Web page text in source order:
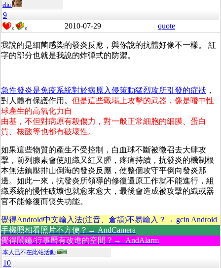
eliu
9
0 0 2010-07-29 quote
我說的是細菌感染的發炎反應，與你說的抗體好像不一樣。 紅
字的部分也就是我說的炸彈式的防禦。
急性發炎是免疫系統對於病原入侵策動猛烈攻所引發的症狀 ，
對人體有保護作用。 但是這些戰場上攻擊的武器，像是嗜中性
球產生的高氧化力自
由基，不但對病原有殺傷力，對一般正常細胞的細膜、蛋白
質、核酸等也都有破壞性。
如果這些物質的產生不受控制，白血球不斷被徵召去大肆攻
擊，前列腺素會使組織又紅又腫，疼痛持續，抗發炎的機制根
本無法鎮壓排山倒海的發炎反應，使整個攻守平倒向發炎那
邊。如此一來，抗發炎所領導的修復還原工作就不能進行，組
織系統的慢性破壞也就愈來愈大，最後會造成被攻擊的織或器
官不能修復而喪失功能。
覺得Android中文輸入法(注音、倉頡)不易輸入？→ gcin Android
手機照相看照片不方便？→ AndCamera
覺得鬧鐘/行事曆有改進的空間？→ AndAlarm
本人已不在此站活動
10